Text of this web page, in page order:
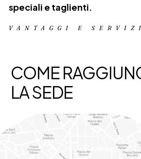
speciali e taglienti.
VANTAGGI E
COME
LA SEDE